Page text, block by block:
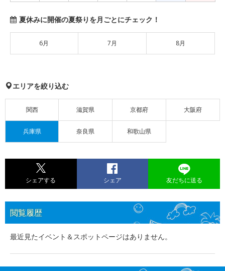
夏休みに開催の夏祭りを月ごとにチェック！
6月 7月 8月
エリアを絞り込む
関西 滋賀県 京都府 大阪府
兵庫県 奈良県 和歌山県
シェアする シェア 友だちに送る
閲覧履歴
最近見たイベント＆スポットページはありません。